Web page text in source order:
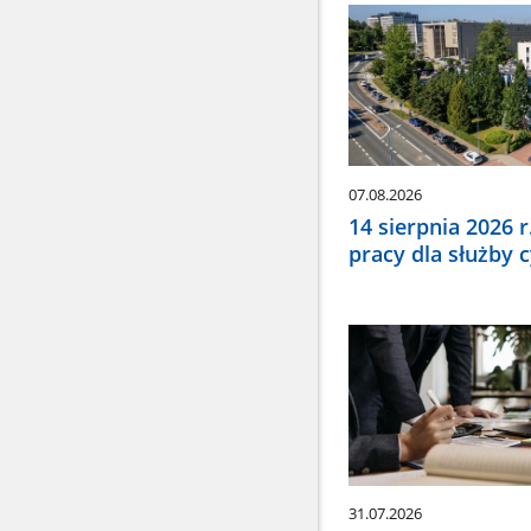
wybrać
odpowiednią
pozycję.
Dane
zaktualizują
się
07.08.2026
14 sierpnia 2026
pracy dla służby
31.07.2026